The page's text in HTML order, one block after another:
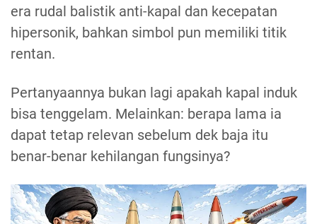
era rudal balistik anti-kapal dan kecepatan
hipersonik, bahkan simbol pun memiliki titik
rentan.
Pertanyaannya bukan lagi apakah kapal induk
bisa tenggelam. Melainkan: berapa lama ia
dapat tetap relevan sebelum dek baja itu
benar-benar kehilangan fungsinya?